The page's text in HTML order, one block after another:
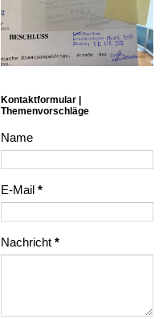
Kontaktformular |
Themenvorschläge
Name
E-Mail *
Nachricht *